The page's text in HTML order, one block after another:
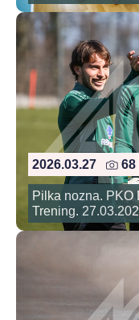
2026.03.27 68
Pilka nozna. PKO
Trening.